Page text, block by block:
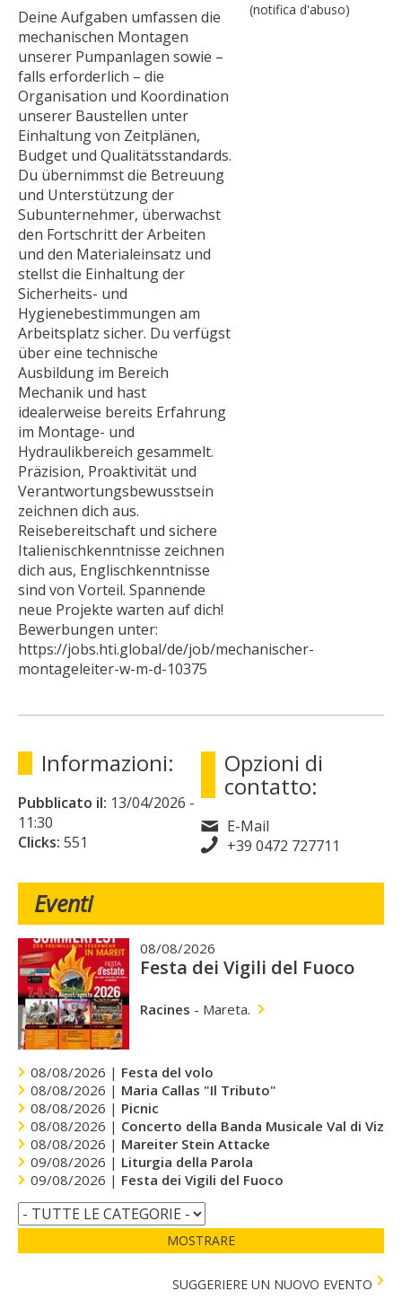
Deine Aufgaben umfassen die
mechanischen Montagen
unserer Pumpanlagen sowie –
falls erforderlich – die
Organisation und Koordination
unserer Baustellen unter
Einhaltung von Zeitplänen,
Budget und Qualitätsstandards.
Du übernimmst die Betreuung
und Unterstützung der
Subunternehmer, überwachst
den Fortschritt der Arbeiten
und den Materialeinsatz und
stellst die Einhaltung der
Sicherheits- und
Hygienebestimmungen am
Arbeitsplatz sicher. Du verfügst
über eine technische
Ausbildung im Bereich
Mechanik und hast
idealerweise bereits Erfahrung
im Montage- und
Hydraulikbereich gesammelt.
Präzision, Proaktivität und
Verantwortungsbewusstsein
zeichnen dich aus.
Reisebereitschaft und sichere
Italienischkenntnisse zeichnen
dich aus, Englischkenntnisse
sind von Vorteil. Spannende
neue Projekte warten auf dich!
Bewerbungen unter:
https://jobs.hti.global/de/job/mechanischer-
montageleiter-w-m-d-10375
(notifica d'abuso)
Informazioni:
Pubblicato il: 13/04/2026 -
11:30
Clicks: 551
Opzioni di
contatto:
E-Mail
+39 0472 727711
Eventi
08/08/2026
Festa dei Vigili del Fuoco
Racines - Mareta.
08/08/2026 | Festa del volo
08/08/2026 | Maria Callas "Il Tributo"
08/08/2026 | Picnic
08/08/2026 | Concerto della Banda Musicale Val di Vizze
08/08/2026 | Mareiter Stein Attacke
09/08/2026 | Liturgia della Parola
09/08/2026 | Festa dei Vigili del Fuoco
MOSTRARE
SUGGERIERE UN NUOVO EVENTO